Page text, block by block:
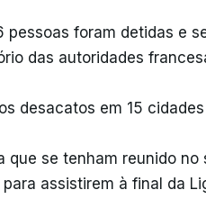
pessoas foram detidas e
das autoridades
desacatos em 15
que se tenham reunido
assistirem à final da